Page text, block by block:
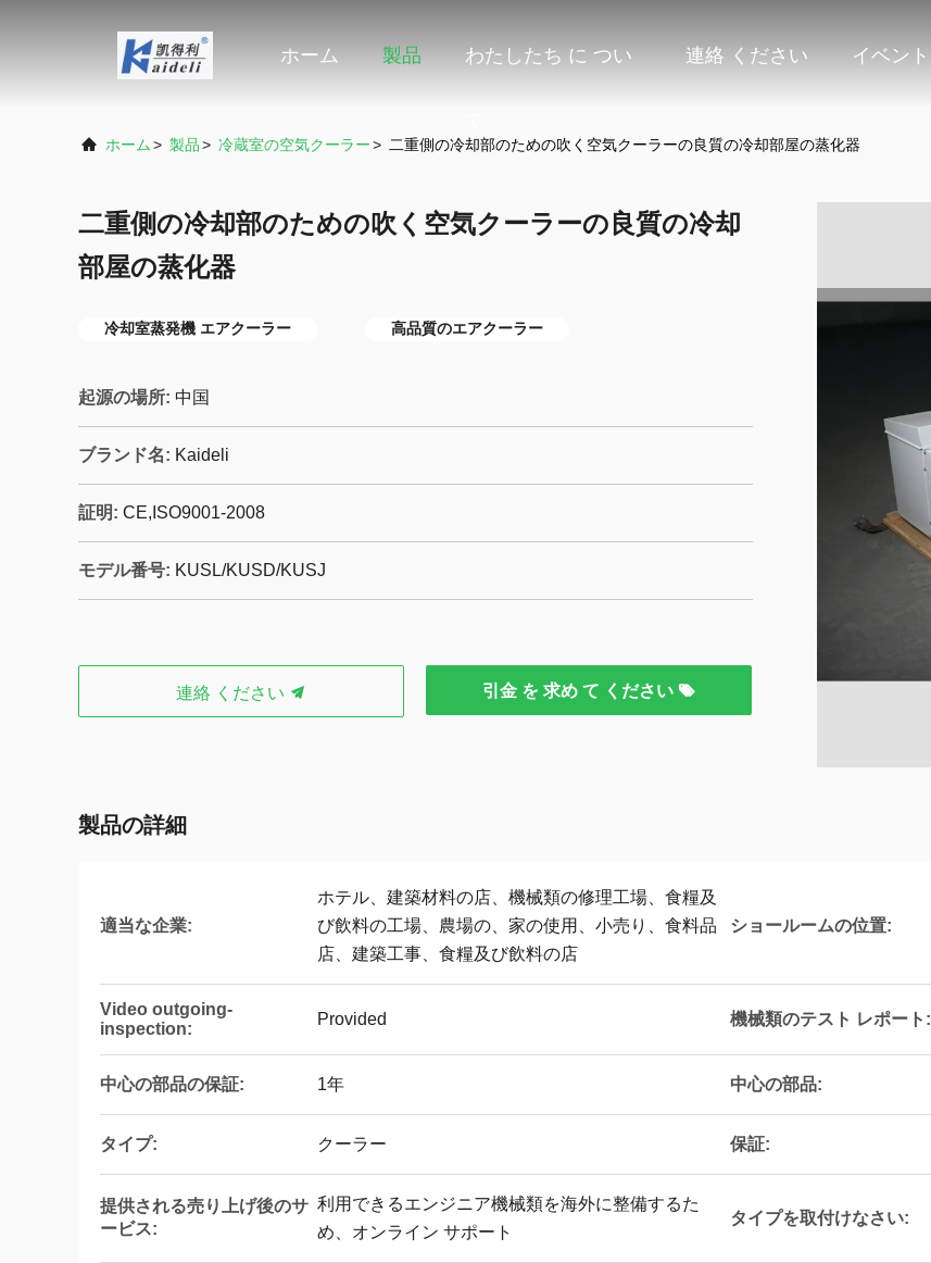
ホーム 製品 わたしたち に つい 連絡 ください イベント
ホーム > 製品> 冷蔵室の空気クーラー> 二重側の冷却部のための吹く空気クーラーの良質の冷却部屋の蒸化器
二重側の冷却部のための吹く空気クーラーの良質の冷却
部屋の蒸化器
冷却室蒸発機 エアクーラー 高品質のエアクーラー
起源の場所: 中国
ブランド名: Kaideli
証明: CE,ISO9001-2008
モデル番号: KUSL/KUSD/KUSJ
連絡 ください 引金 を 求め て ください
製品の詳細
適当な企業:
ホテル、建築材料の店、機械類の修理工場、食糧及
び飲料の工場、農場の、家の使用、小売り、食料品
店、建築工事、食糧及び飲料の店
ショールームの位置:
Video outgoing-
inspection:
Provided 機械類のテスト レポート:
中心の部品の保証: 1年 中心の部品:
タイプ: クーラー 保証:
提供される売り上げ後のサ
ービス:
利用できるエンジニア機械類を海外に整備するた
め、オンライン サポート
タイプを取付けなさい: